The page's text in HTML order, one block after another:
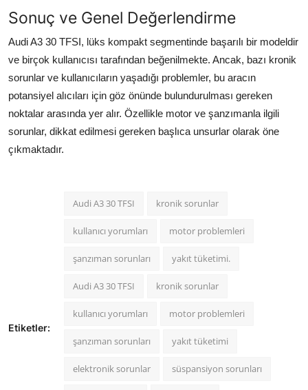
Sonuç ve Genel Değerlendirme
Audi A3 30 TFSI, lüks kompakt segmentinde başarılı bir modeldir
ve birçok kullanıcısı tarafından beğenilmekte. Ancak, bazı kronik
sorunlar ve kullanıcıların yaşadığı problemler, bu aracın
potansiyel alıcıları için göz önünde bulundurulması gereken
noktalar arasında yer alır. Özellikle motor ve şanzımanla ilgili
sorunlar, dikkat edilmesi gereken başlıca unsurlar olarak öne
çıkmaktadır.
Etiketler:
Audi A3 30 TFSI kronik sorunlar
kullanıcı yorumları motor problemleri
şanzıman sorunları yakıt tüketimi.
Audi A3 30 TFSI kronik sorunlar
kullanıcı yorumları motor problemleri
şanzıman sorunları yakıt tüketimi
elektronik sorunlar süspansiyon sorunları